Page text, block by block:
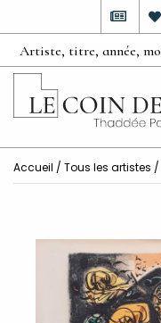
Accueil / Tous les artistes /